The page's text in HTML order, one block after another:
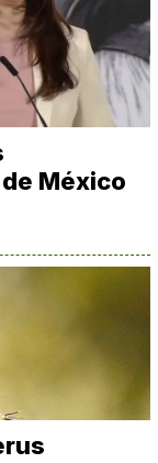
México